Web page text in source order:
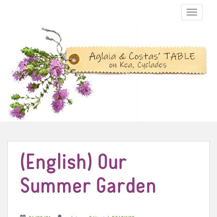
TOGGLE
(English) Our
Summer Garden